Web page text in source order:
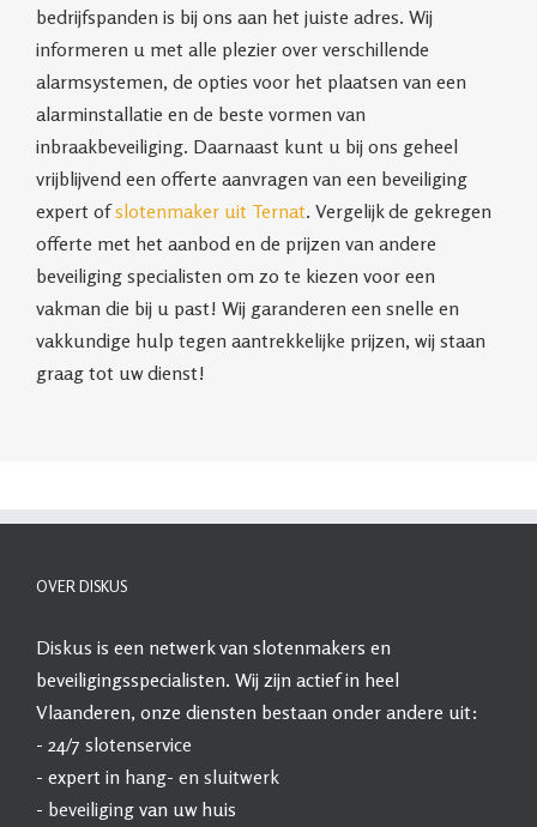
bedrijfspanden is bij ons aan het juiste adres. Wij
informeren u met alle plezier over verschillende
alarmsystemen, de opties voor het plaatsen van een
alarminstallatie en de beste vormen van
inbraakbeveiliging. Daarnaast kunt u bij ons geheel
vrijblijvend een offerte aanvragen van een beveiliging
expert ofslotenmaker uit Ternat. Vergelijk de gekregen
offerte met het aanbod en de prijzen van andere
beveiliging specialisten om zo te kiezen voor een
vakman die bij u past! Wij garanderen een snelle en
vakkundige hulp tegen aantrekkelijke prijzen, wij staan
graag tot uw dienst!
OVER DISKUS
Diskus is een netwerk van slotenmakers en
beveiligingsspecialisten. Wij zijn actief in heel
Vlaanderen, onze diensten bestaan onder andere uit:
- 24/7 slotenservice
- expert in hang- en sluitwerk
- beveiliging van uw huis